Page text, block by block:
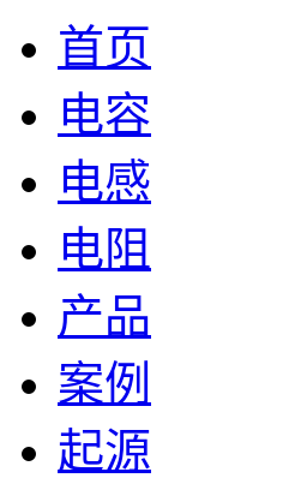
首页
电容
电感
电阻
产品
案例
起源